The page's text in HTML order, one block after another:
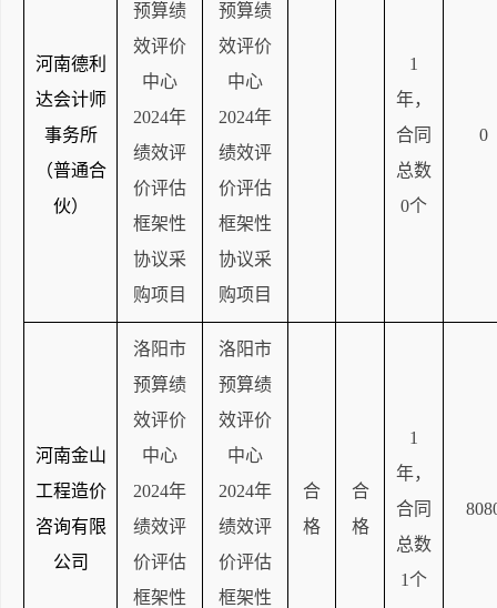
河南德利
达会计师
事务所
（普通合
伙）
预算绩
效评价
中心
2024年
绩效评
价评估
框架性
协议采
购项目
预算绩
效评价
中心
2024年
绩效评
价评估
框架性
协议采
购项目
1
年，
合同
总数
0个
0
河南金山
工程造价
咨询有限
公司
洛阳市
预算绩
效评价
中心
2024年
绩效评
价评估
框架性
洛阳市
预算绩
效评价
中心
2024年
绩效评
价评估
框架性
合
格
合
格
1
年，
合同
总数
1个